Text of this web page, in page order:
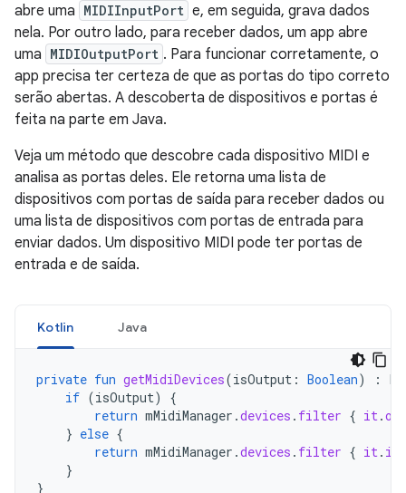
abre uma MIDIInputPort e, em seguida, grava dados
nela. Por outro lado, para receber dados, um app abre
uma MIDIOutputPort . Para funcionar corretamente, o
app precisa ter certeza de que as portas do tipo correto
serão abertas. A descoberta de dispositivos e portas é
feita na parte em Java.
Veja um método que descobre cada dispositivo MIDI e
analisa as portas deles. Ele retorna uma lista de
dispositivos com portas de saída para receber dados ou
uma lista de dispositivos com portas de entrada para
enviar dados. Um dispositivo MIDI pode ter portas de
entrada e de saída.
Kotlin Java
private fun getMidiDevices(isOutput : Boolean) :
if (isOutput)
{
return mMidiManager .devices . filter { it.
} else {
return mMidiManager .devices . filter { it.
}
}